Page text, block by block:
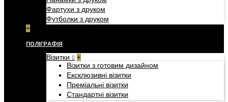
Фартухи з друком
Футболки з друком
+
ПОЛІГРАФІЯ
Візитки +
Візитки з готовим дизайном
Ексклюзивні візитки
Преміальні візитки
Стандартні візитки